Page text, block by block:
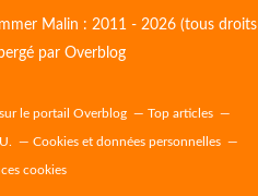
Malin : 2011 - 2026 (tous droits
parOverblog
sur le portail Overblog Top articles
Cookies et données personnelles
cookies